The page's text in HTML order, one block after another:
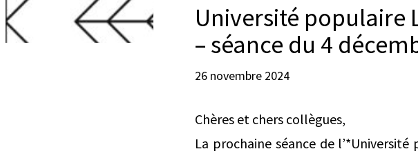
Université populaire
– séance du 4
26 novembre 2024
Chères et chers collègues,
La prochaine séance de